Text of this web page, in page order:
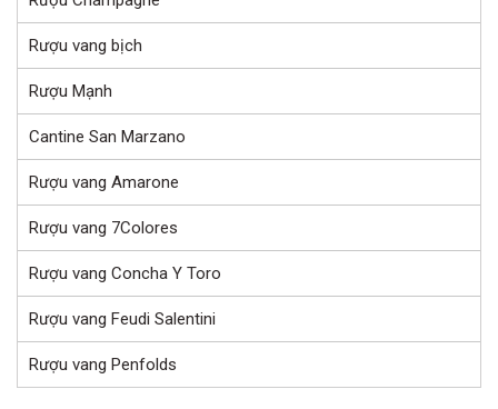
Rượu vang bịch
Rượu Mạnh
Cantine San Marzano
Rượu vang Amarone
Rượu vang 7Colores
Rượu vang Concha Y Toro
Rượu vang Feudi Salentini
Rượu vang Penfolds